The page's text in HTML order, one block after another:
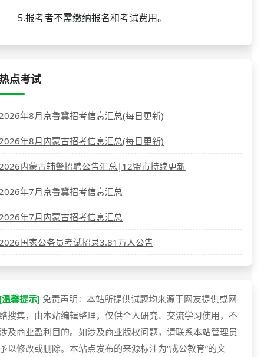
报考者不需缴纳报名和考试费用。
点考试
年8月京鲁冀招考信息汇总(每日更新)
年8月内蒙古招考信息汇总(每日更新)
内蒙古辅警招聘公告汇总|12盟市持续更新
年7月京鲁冀招考信息汇总
年7月内蒙古招考信息汇总
国家公务员考试招录3.81万人公告
馨提示] 免责声明：本站所提供试题均来源于网友提供或网
搜集，由本站编辑整理，仅供个人研究、交流学习使用，不
及商业盈利目的。如涉及商业版权问题，请联系本站管理员
以修改或删除。本站点发布的来源标注为“成公教育”的文